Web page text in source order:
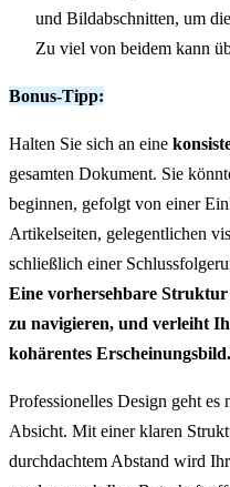
und Bildabschnitten, um
Zu viel von beidem kann
Bonus-Tipp:
Halten Sie sich an eine
gesamten Dokument. Sie
beginnen, gefolgt von einer
Artikelseiten, gelegentlichen
schließlich einer
Eine vorhersehbare
zu navigieren, und verleiht
kohärentes Erscheinungsbild.
Professionelles Design geht
Absicht. Mit einer klaren
durchdachtem Abstand wird